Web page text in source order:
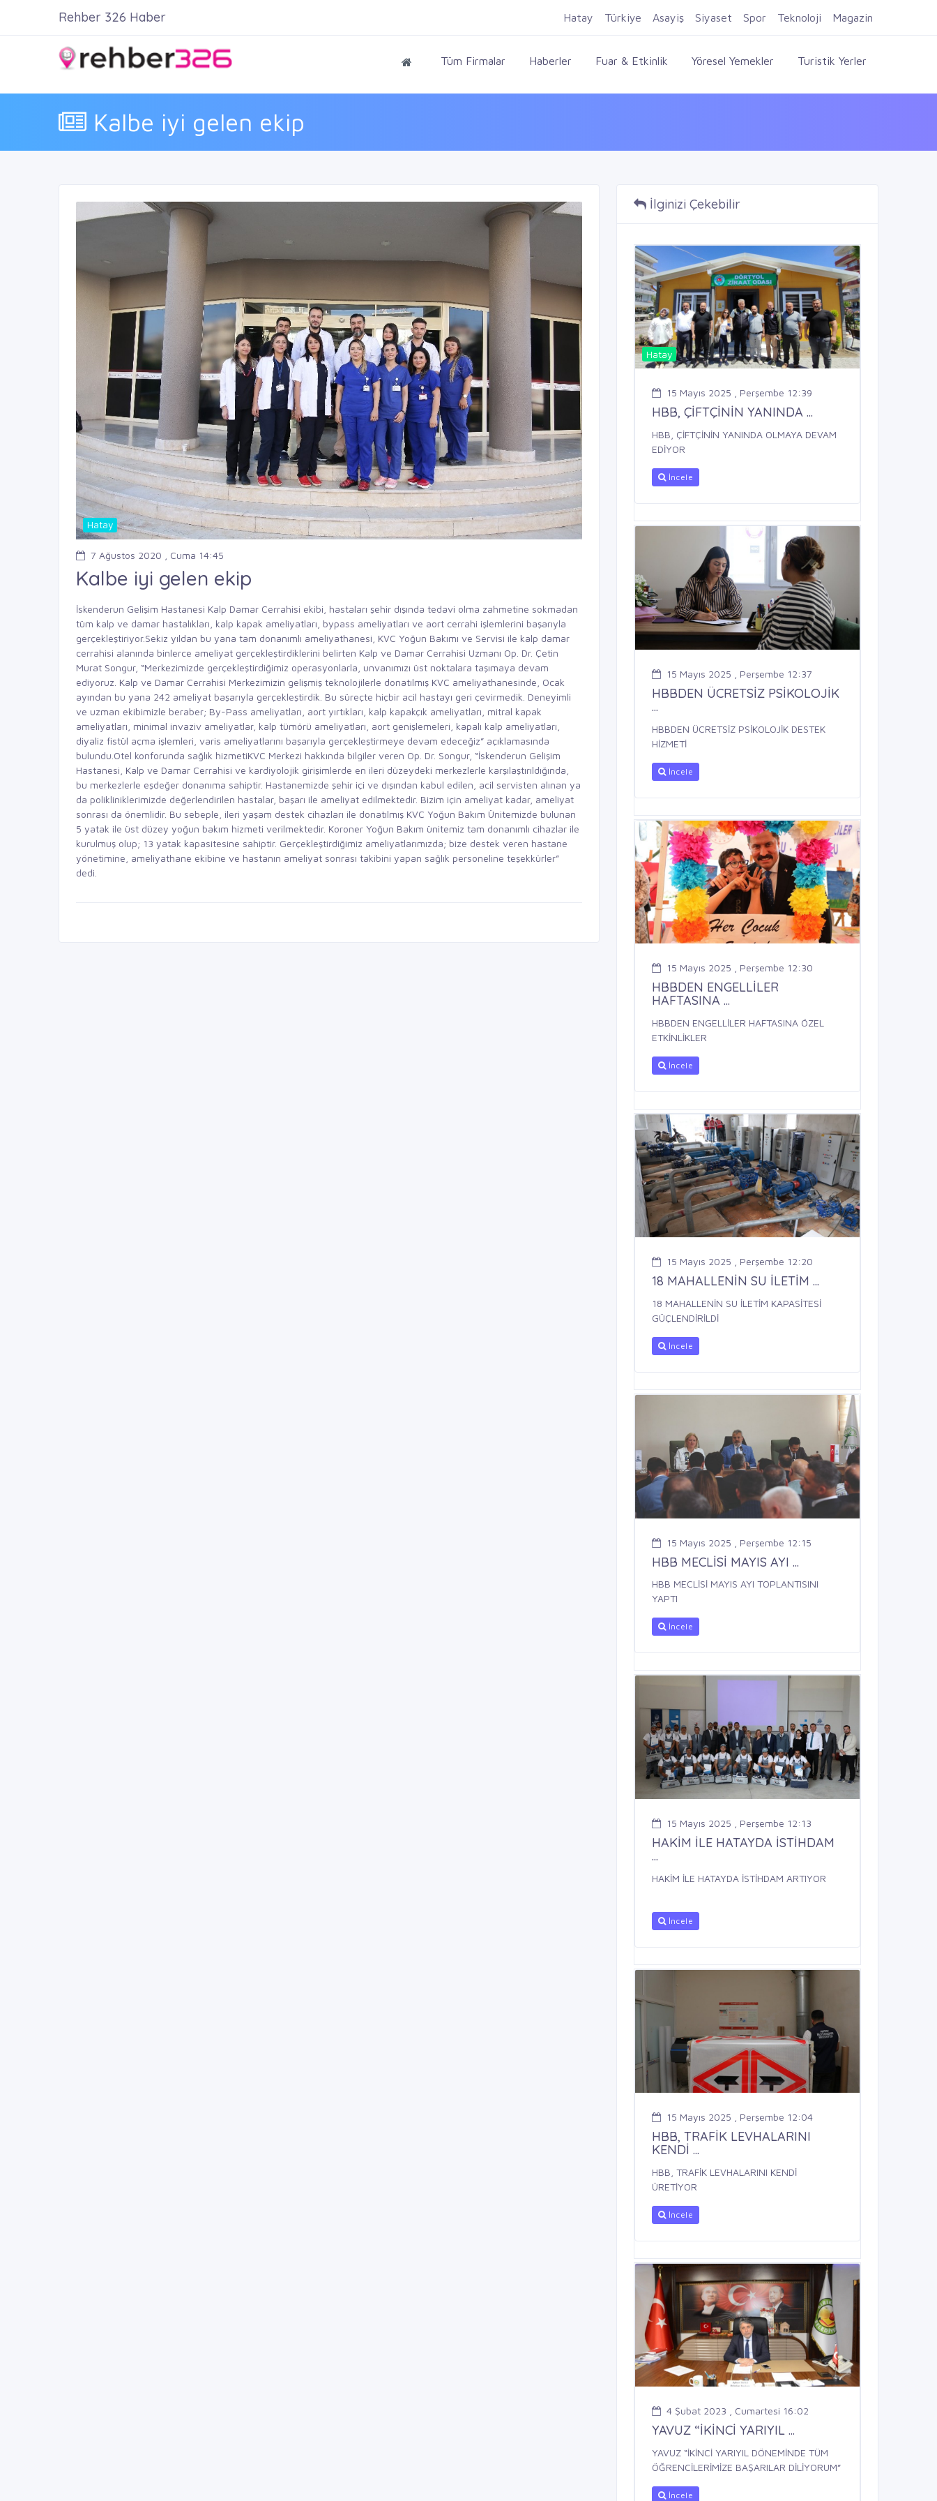
Firma Ekle Kayıt Ol Giriş Yap
Tüm Firmalar Haberler Fuar & Etkinlik Yöresel Yemekler Turistik Yerler
Kalbe iyi gelen ekip
Rehber 326 Haber Hatay Türkiye Asayiş Siyaset Spor Teknoloji Magazin
Hatay
7 Ağustos 2020 , Cuma 14:45
Kalbe iyi gelen ekip
İskenderun Gelişim Hastanesi Kalp Damar Cerrahisi ekibi, hastaları şehir dışında tedavi olma zahmetine sokmadan
tüm kalp ve damar hastalıkları, kalp kapak ameliyatları, bypass ameliyatları ve aort cerrahi işlemlerini başarıyla
gerçekleştiriyor.Sekiz yıldan bu yana tam donanımlı ameliyathanesi, KVC Yoğun Bakımı ve Servisi ile kalp damar
cerrahisi alanında binlerce ameliyat gerçekleştirdiklerini belirten Kalp ve Damar Cerrahisi Uzmanı Op. Dr. Çetin
Murat Songur, “Merkezimizde gerçekleştirdiğimiz operasyonlarla, unvanımızı üst noktalara taşımaya devam
ediyoruz. Kalp ve Damar Cerrahisi Merkezimizin gelişmiş teknolojilerle donatılmış KVC ameliyathanesinde, Ocak
ayından bu yana 242 ameliyat başarıyla gerçekleştirdik. Bu süreçte hiçbir acil hastayı geri çevirmedik. Deneyimli
ve uzman ekibimizle beraber; By-Pass ameliyatları, aort yırtıkları, kalp kapakçık ameliyatları, mitral kapak
ameliyatları, minimal invaziv ameliyatlar, kalp tümörü ameliyatları, aort genişlemeleri, kapalı kalp ameliyatları,
diyaliz fistül açma işlemleri, varis ameliyatlarını başarıyla gerçekleştirmeye devam edeceğiz” açıklamasında
bulundu.Otel konforunda sağlık hizmetiKVC Merkezi hakkında bilgiler veren Op. Dr. Songur, “İskenderun Gelişim
Hastanesi, Kalp ve Damar Cerrahisi ve kardiyolojik girişimlerde en ileri düzeydeki merkezlerle karşılaştırıldığında,
bu merkezlerle eşdeğer donanıma sahiptir. Hastanemizde şehir içi ve dışından kabul edilen, acil servisten alınan ya
da polikliniklerimizde değerlendirilen hastalar, başarı ile ameliyat edilmektedir. Bizim için ameliyat kadar, ameliyat
sonrası da önemlidir. Bu sebeple, ileri yaşam destek cihazları ile donatılmış KVC Yoğun Bakım Ünitemizde bulunan
5 yatak ile üst düzey yoğun bakım hizmeti verilmektedir. Koroner Yoğun Bakım ünitemiz tam donanımlı cihazlar ile
kurulmuş olup; 13 yatak kapasitesine sahiptir. Gerçekleştirdiğimiz ameliyatlarımızda; bize destek veren hastane
yönetimine, ameliyathane ekibine ve hastanın ameliyat sonrası takibini yapan sağlık personeline teşekkürler”
dedi.
İlginizi Çekebilir
Hatay
15 Mayıs 2025 , Perşembe 12:39
HBB, ÇİFTÇİNİN YANINDA ...
HBB, ÇİFTÇİNİN YANINDA OLMAYA DEVAM
EDİYOR
İncele
15 Mayıs 2025 , Perşembe 12:37
HBBDEN ÜCRETSİZ PSİKOLOJİK
...
HBBDEN ÜCRETSİZ PSİKOLOJİK DESTEK
HİZMETİ
İncele
15 Mayıs 2025 , Perşembe 12:30
HBBDEN ENGELLİLER
HAFTASINA ...
HBBDEN ENGELLİLER HAFTASINA ÖZEL
ETKİNLİKLER
İncele
15 Mayıs 2025 , Perşembe 12:20
18 MAHALLENİN SU İLETİM ...
18 MAHALLENİN SU İLETİM KAPASİTESİ
GÜÇLENDİRİLDİ
İncele
15 Mayıs 2025 , Perşembe 12:15
HBB MECLİSİ MAYIS AYI ...
HBB MECLİSİ MAYIS AYI TOPLANTISINI
YAPTI
İncele
15 Mayıs 2025 , Perşembe 12:13
HAKİM İLE HATAYDA İSTİHDAM
...
HAKİM İLE HATAYDA İSTİHDAM ARTIYOR
İncele
15 Mayıs 2025 , Perşembe 12:04
HBB, TRAFİK LEVHALARINI
KENDİ ...
HBB, TRAFİK LEVHALARINI KENDİ
ÜRETİYOR
İncele
4 Şubat 2023 , Cumartesi 16:02
YAVUZ “İKİNCİ YARIYIL ...
YAVUZ “İKİNCİ YARIYIL DÖNEMİNDE TÜM
ÖĞRENCİLERİMİZE BAŞARILAR DİLİYORUM”
İncele